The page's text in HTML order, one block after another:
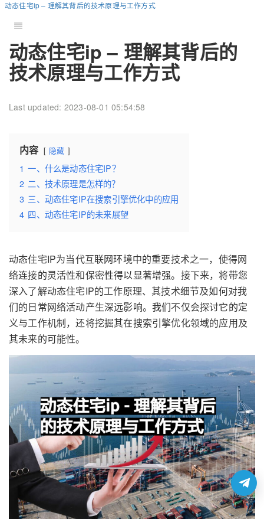
动态住宅ip – 理解其背后的技术原理与工作方式
动态住宅ip – 理解其背后的
技术原理与工作方式
Last updated: 2023-08-01 05:54:58
内容 隐藏
1 一、什么是动态住宅IP？
2 二、技术原理是怎样的？
3 三、动态住宅IP在搜索引擎优化中的应用
4 四、动态住宅IP的未来展望
动态住宅IP为当代互联网环境中的重要技术之一，使得网
络连接的灵活性和保密性得以显著增强。接下来，将带您
深入了解动态住宅IP的工作原理、其技术细节及如何对我
们的日常网络活动产生深远影响。我们不仅会探讨它的定
义与工作机制，还将挖掘其在搜索引擎优化领域的应用及
其未来的可能性。